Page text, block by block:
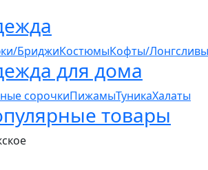
БриджиКостюмыКофты/
для дома
сорочкиПижамыТуникаХалаты
товары